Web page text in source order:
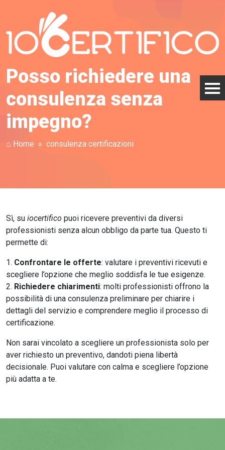
Posso richiedere una
consulenza senza
impegno?
⌂ Home consulenza certificazioni
Sì, su iocertifico puoi ricevere preventivi da diversi
professionisti senza alcun obbligo da parte tua. Questo ti
permette di:
Confrontare le offerte: valutare i preventivi ricevuti e
scegliere l’opzione che meglio soddisfa le tue esigenze.
Richiedere chiarimenti: molti professionisti offrono la
possibilità di una consulenza preliminare per chiarire i
dettagli del servizio e comprendere meglio il processo di
certificazione.
Non sarai vincolato a scegliere un professionista solo per
aver richiesto un preventivo, dandoti piena libertà
decisionale. Puoi valutare con calma e scegliere l’opzione
più adatta a te.